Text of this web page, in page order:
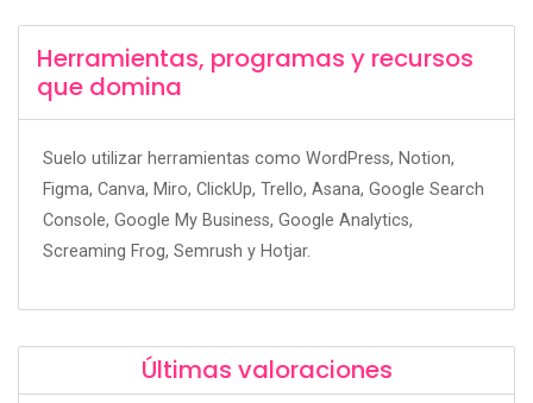
Herramientas, programas y recursos
que domina
Suelo utilizar herramientas como WordPress, Notion,
Figma, Canva, Miro, ClickUp, Trello, Asana, Google Search
Console, Google My Business, Google Analytics,
Screaming Frog, Semrush y Hotjar.
Últimas valoraciones